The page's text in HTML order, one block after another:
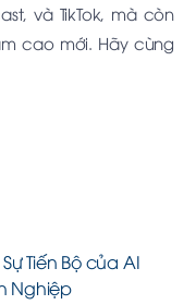
và TikTok, mà còn
cao mới. Hãy cùng
Tiến Bộ của AI
Nghiệp